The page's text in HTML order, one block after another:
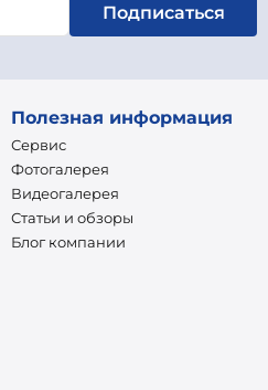
Подписаться
Полезная информация
Сервис
Фотогалерея
Видеогалерея
Статьи и обзоры
Блог компании